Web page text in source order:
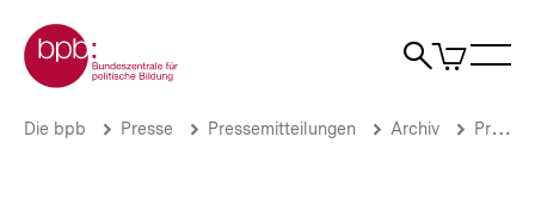
zum
Seiteninhalt
springen
Zur Startseite der bpb
Suche
Artikel
im
Politische
Brotkrümelnavigation
Pfadnavigation
Die bpb Presse Pressemitteilungen Archiv Pressemitteilungen 2013